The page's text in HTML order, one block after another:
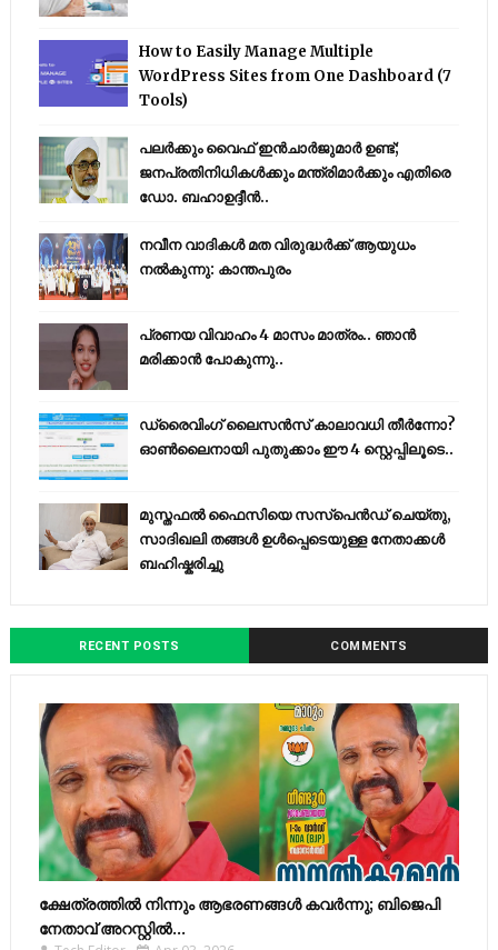
How to Easily Manage Multiple
WordPress Sites from One Dashboard (7
Tools)
പലർക്കും വൈഫ് ഇൻചാർജുമാർ ഉണ്ട്;
ജനപ്രതിനിധികൾക്കും മന്ത്രിമാർക്കും എതിരെ
ഡോ. ബഹാഉദ്ദീൻ..
നവീന വാദികൾ മത വിരുദ്ധർക്ക് ആയുധം
നൽകുന്നു: കാന്തപുരം
പ്രണയ വിവാഹം 4 മാസം മാത്രം.. ഞാൻ
മരിക്കാൻ പോകുന്നു..
ഡ്രൈവിംഗ് ലൈസൻസ് കാലാവധി തീർന്നോ?
ഓൺലൈനായി പുതുക്കാം ഈ 4 സ്റ്റെപ്പിലൂടെ..
മുസ്തഫൽ ഫൈസിയെ സസ്‌പെൻഡ് ചെയ്തു,
സാദിഖലി തങ്ങൾ ഉൾപ്പെടെയുള്ള നേതാക്കൾ
ബഹിഷ്കരിച്ചു
RECENT POSTS COMMENTS
ക്ഷേത്രത്തിൽ നിന്നും ആഭരണങ്ങൾ കവർന്നു; ബിജെപി
നേതാവ് അറസ്റ്റിൽ...